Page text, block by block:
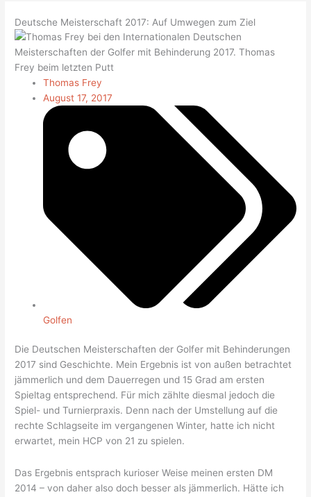
Deutsche Meisterschaft 2017: Auf Umwegen zum Ziel
Thomas Frey
August 17, 2017
Golfen
Die Deutschen Meisterschaften der Golfer mit Behinderungen
2017 sind Geschichte. Mein Ergebnis ist von außen betrachtet
jämmerlich und dem Dauerregen und 15 Grad am ersten
Spieltag entsprechend. Für mich zählte diesmal jedoch die
Spiel- und Turnierpraxis. Denn nach der Umstellung auf die
rechte Schlagseite im vergangenen Winter, hatte ich nicht
erwartet, mein HCP von 21 zu spielen.
Das Ergebnis entsprach kurioser Weise meinen ersten DM
2014 – von daher also doch besser als jämmerlich. Hätte ich